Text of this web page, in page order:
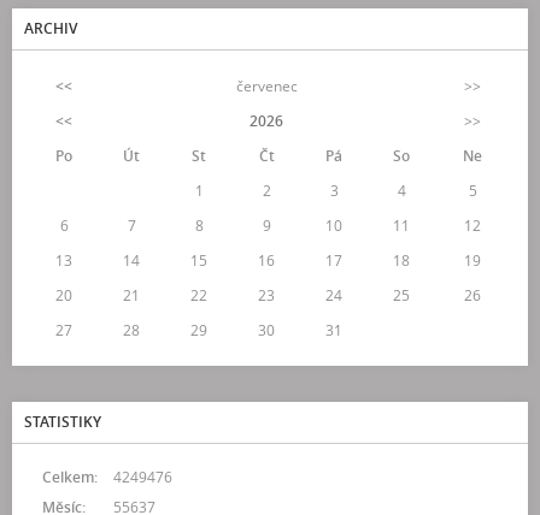
ARCHIV
<< červenec
>>
<<
2026
>>
Po
Út St Čt Pá So
Ne
1
2 3 4
5
6
7 8 9 10 11
12
13
14 15 16 17 18
19
20
21 22 23 24 25
26
27
28 29 30 31
STATISTIKY
Celkem:
4249476
Měsíc:
55637